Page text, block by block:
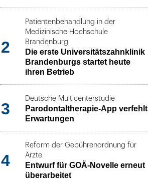
2
Patientenbehandlung in der
Medizinische Hochschule
Brandenburg
Die erste Universitätszahnklinik
Brandenburgs startet heute
ihren Betrieb
3
Deutsche Multicenterstudie
Parodontaltherapie-App verfehlt
Erwartungen
4
Reform der Gebührenordnung für
Ärzte
Entwurf für GOÄ-Novelle erneut
überarbeitet